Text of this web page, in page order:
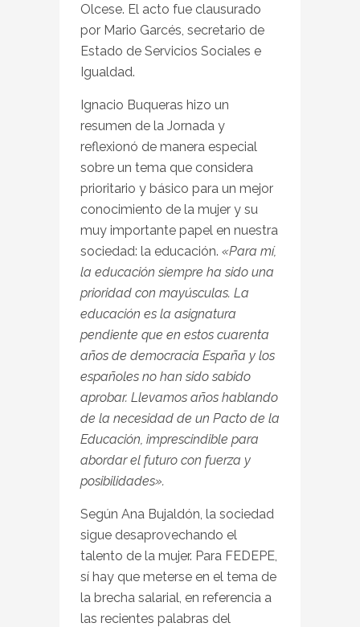
Olcese. El acto fue clausurado
por Mario Garcés, secretario de
Estado de Servicios Sociales e
Igualdad.
Ignacio Buqueras hizo un
resumen de la Jornada y
reflexionó de manera especial
sobre un tema que considera
prioritario y básico para un mejor
conocimiento de la mujer y su
muy importante papel en nuestra
sociedad: la educación. «Para mí,
la educación siempre ha sido una
prioridad con mayúsculas. La
educación es la asignatura
pendiente que en estos cuarenta
años de democracia España y los
españoles no han sido sabido
aprobar. Llevamos años hablando
de la necesidad de un Pacto de la
Educación, imprescindible para
abordar el futuro con fuerza y
posibilidades».
Según Ana Bujaldón, la sociedad
sigue desaprovechando el
talento de la mujer. Para FEDEPE,
sí hay que meterse en el tema de
la brecha salarial, en referencia a
las recientes palabras del